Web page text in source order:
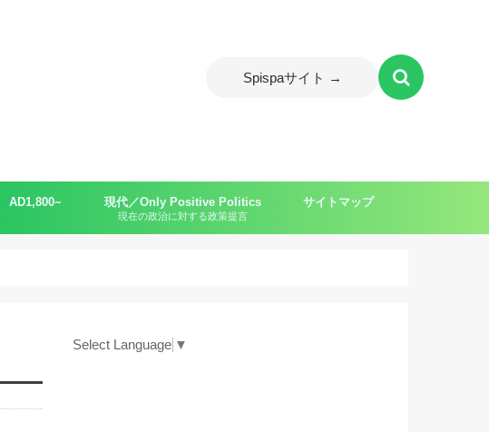
AD1,800~ 現代／Only Positive Politics
現在の政治に対する政策提言
サイトマップ
Spispaサイト →
Select Language ▼